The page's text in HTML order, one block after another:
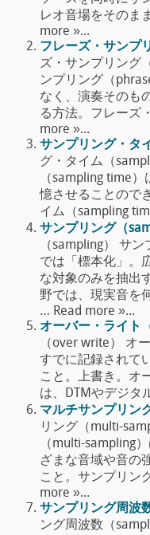
レオ音場をそのま
more »...
フレーズ・サンプ
ズ・サンプリング
ンプリング（
なく、演奏そのも
る方法。フレーズ
more »...
サンプリング・タ
グ・タイム（
（sampling time
憶させることので
イム（sampling
サンプリング（
（sampling） サ
では「標本化」。
な対象のみを抽出
野では、現実音を
… Read more »...
オーバー・ライト
（over write） オ
すでに記録されて
こと。上書き。オ
は、DTMやデジタ
マルチサンプリン
リング（multi-
（multi-sampling
ざまな音域や音の
こと。サンプリン
more »...
サンプリング周波
ング周波数（